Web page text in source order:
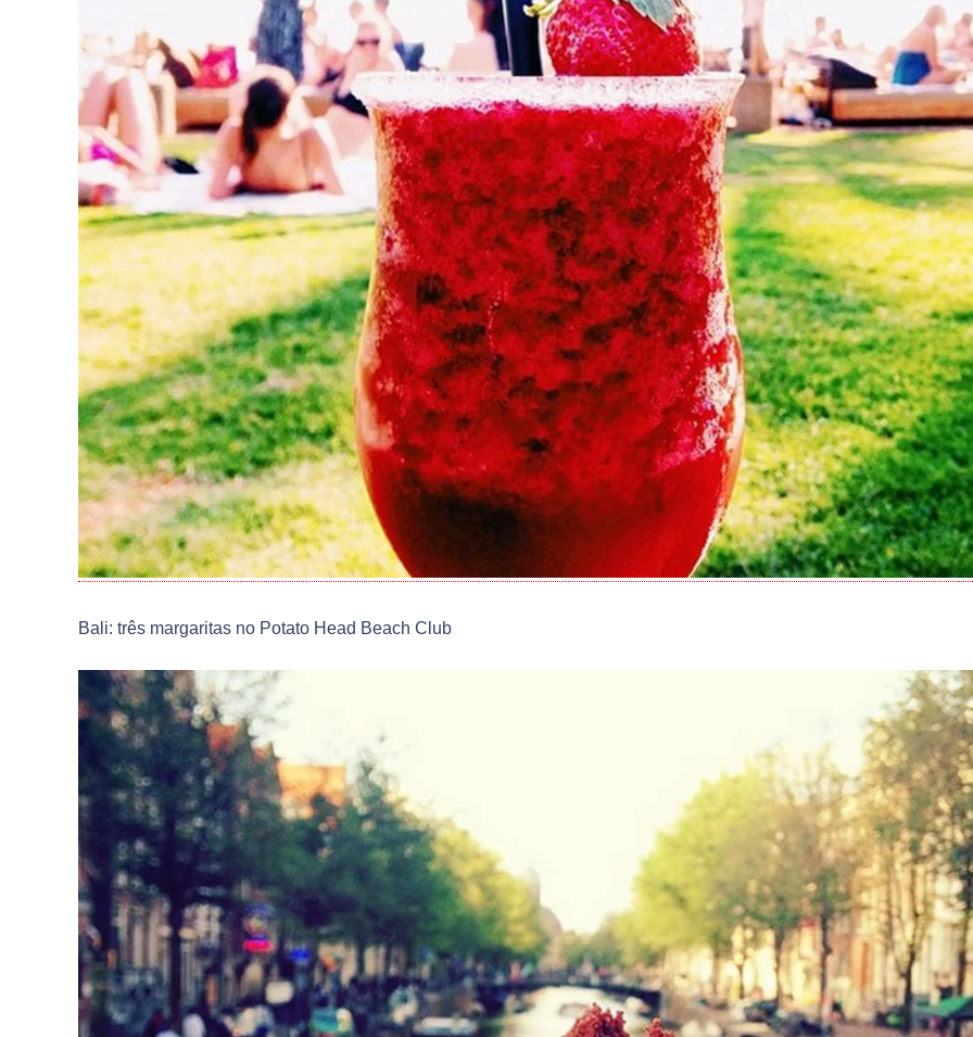
Bali: três margaritas no Potato Head Beach Club